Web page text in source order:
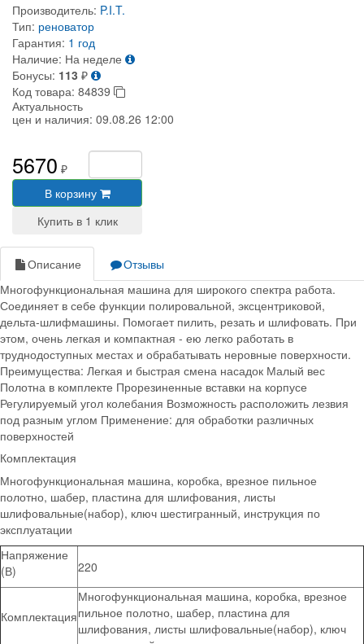
Производитель: P.I.T.
Тип: реноватор
Гарантия: 1 год
Наличие: На неделе
Бонусы: 113 ₽
Код товара: 84839
Актуальность
цен и наличия: 09.08.26 12:00
5670 ₽
В корзину
Описание
Отзывы
Многофункциональная машина для широкого спектра работа.
Соединяет в себе функции полировальной, эксцентриковой,
дельта-шлифмашины. Помогает пилить, резать и шлифовать. При
этом, очень легкая и компактная - ею легко работать в
труднодоступных местах и обрабатывать неровные поверхности.
Преимущества: Легкая и быстрая смена насадок Малый вес
Полотна в комплекте Прорезиненные вставки на корпусе
Регулируемый угол колебания Возможность расположить лезвия
под разным углом Применение: для обработки различных
поверхностей
Комплектация
Многофункциональная машина, коробка, врезное пильное
полотно, шабер, пластина для шлифования, листы
шлифовальные(набор), ключ шестигранный, инструкция по
эксплуатации
Напряжение
(В)
220
Комплектация
Многофункциональная машина, коробка, врезное
пильное полотно, шабер, пластина для
шлифования, листы шлифовальные(набор), ключ